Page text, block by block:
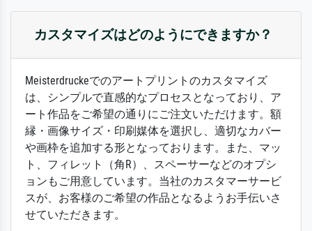
カスタマイズはどのようにできますか？
Meisterdruckeでのアートプリントのカスタマイズ
は、シンプルで直感的なプロセスとなっており、ア
ート作品をご希望の通りにご注文いただけます。額
縁・画像サイズ・印刷媒体を選択し、適切なカバー
や画枠を追加する形となっております。また、マッ
ト、フィレット（角R）、スペーサーなどのオプシ
ョンもご用意しています。当社のカスタマーサービ
スが、お客様のご希望の作品となるようお手伝いさ
せていただきます。